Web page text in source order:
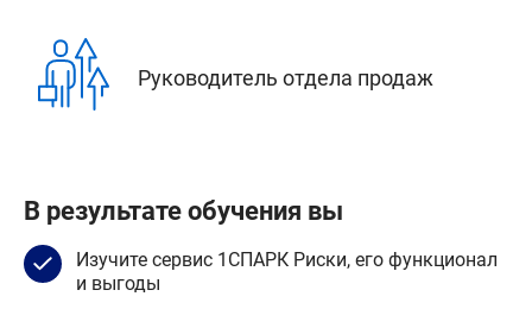
Руководитель отдела продаж
В результате обучения вы
Изучите сервис 1СПАРК Риски, его функционал
и выгоды